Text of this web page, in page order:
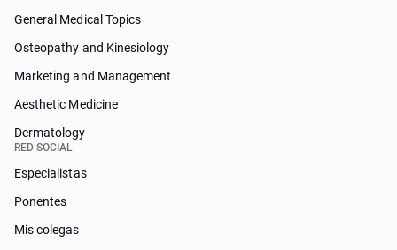
General Medical Topics
Osteopathy and Kinesiology
Marketing and Management
Aesthetic Medicine
Dermatology
RED SOCIAL
Especialistas
Ponentes
Mis colegas